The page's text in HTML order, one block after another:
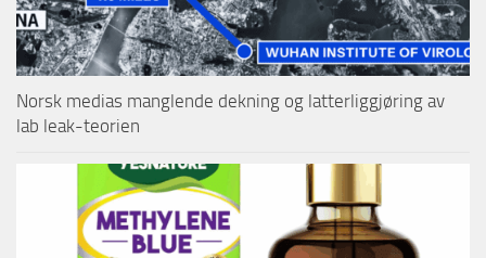
Norsk medias manglende dekning og latterliggjøring av
lab leak-teorien